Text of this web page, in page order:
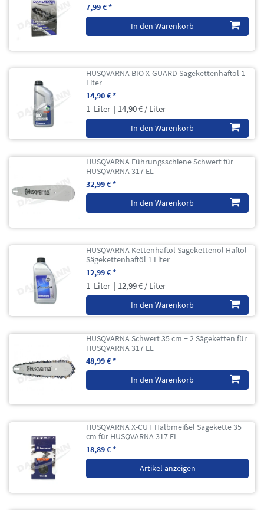
7,99 € *
In den Warenkorb
HUSQVARNA BIO X-GUARD Sägekettenhaftöl 1
Liter
14,90 € *
1 Liter | 14,90 € / Liter
In den Warenkorb
HUSQVARNA Führungsschiene Schwert für
HUSQVARNA 317 EL
32,99 € *
In den Warenkorb
HUSQVARNA Kettenhaftöl Sägekettenöl Haftöl
Sägekettenhaftöl 1 Liter
12,99 € *
1 Liter | 12,99 € / Liter
In den Warenkorb
HUSQVARNA Schwert 35 cm + 2 Sägeketten für
HUSQVARNA 317 EL
48,99 € *
In den Warenkorb
HUSQVARNA X-CUT Halbmeißel Sägekette 35
cm für HUSQVARNA 317 EL
18,89 € *
Artikel anzeigen